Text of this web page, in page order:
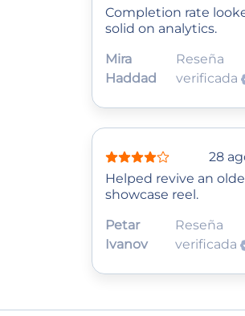
Completion rate
solid on analytics.
Mira
Haddad
Reseña
verificada
28
Helped revive an
showcase reel.
Petar
Ivanov
Reseña
verificada